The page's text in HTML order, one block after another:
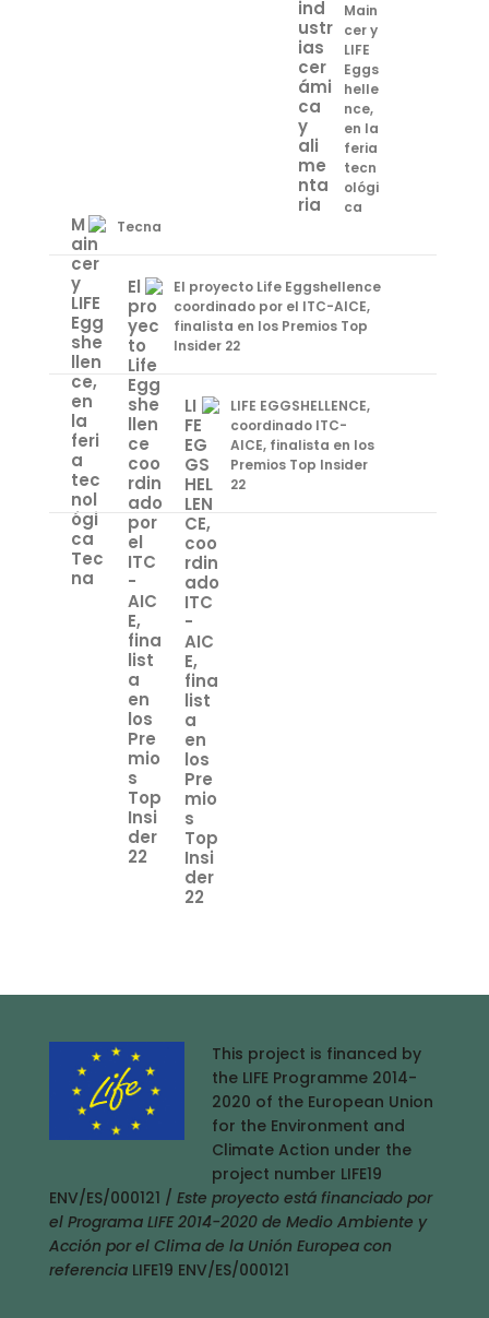
Main
cer y
LIFE
Eggs
helle
nce,
en la
feria
tecn
ológi
ca
Tecna
El proyecto Life Eggshellence
coordinado por el ITC-AICE,
finalista en los Premios Top
Insider 22
LIFE EGGSHELLENCE,
coordinado ITC-
AICE, finalista en los
Premios Top Insider
22
This project is financed by
the LIFE Programme 2014-
2020 of the European Union
for the Environment and
Climate Action under the
project number LIFE19
ENV/ES/000121 / Este proyecto está financiado por
el Programa LIFE 2014-2020 de Medio Ambiente y
Acción por el Clima de la Unión Europea con
referencia LIFE19 ENV/ES/000121